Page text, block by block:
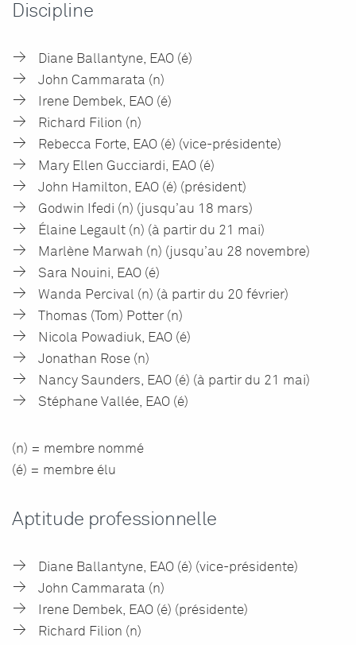
Discipline
Diane Ballantyne, EAO (é)
John Cammarata (n)
Irene Dembek, EAO (é)
Richard Filion (n)
Rebecca Forte, EAO (é) (vice-présidente)
Mary Ellen Gucciardi, EAO (é)
John Hamilton, EAO (é) (président)
Godwin Ifedi (n) (jusqu’au 18 mars)
Élaine Legault (n) (à partir du 21 mai)
Marlène Marwah (n) (jusqu’au 28 novembre)
Sara Nouini, EAO (é)
Wanda Percival (n) (à partir du 20 février)
Thomas (Tom) Potter (n)
Nicola Powadiuk, EAO (é)
Jonathan Rose (n)
Nancy Saunders, EAO (é) (à partir du 21 mai)
Stéphane Vallée, EAO (é)
(n) = membre nommé
(é) = membre élu
Aptitude professionnelle
Diane Ballantyne, EAO (é) (vice-présidente)
John Cammarata (n)
Irene Dembek, EAO (é) (présidente)
Richard Filion (n)